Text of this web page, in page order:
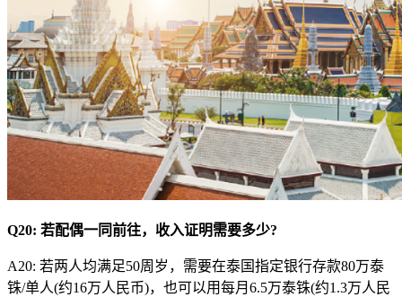
Q20: 若配偶一同前往，收入证明需要多少?
A20: 若两人均满足50周岁，需要在泰国指定银行存款80万泰
铢/单人(约16万人民币)，也可以用每月6.5万泰铢(约1.3万人民